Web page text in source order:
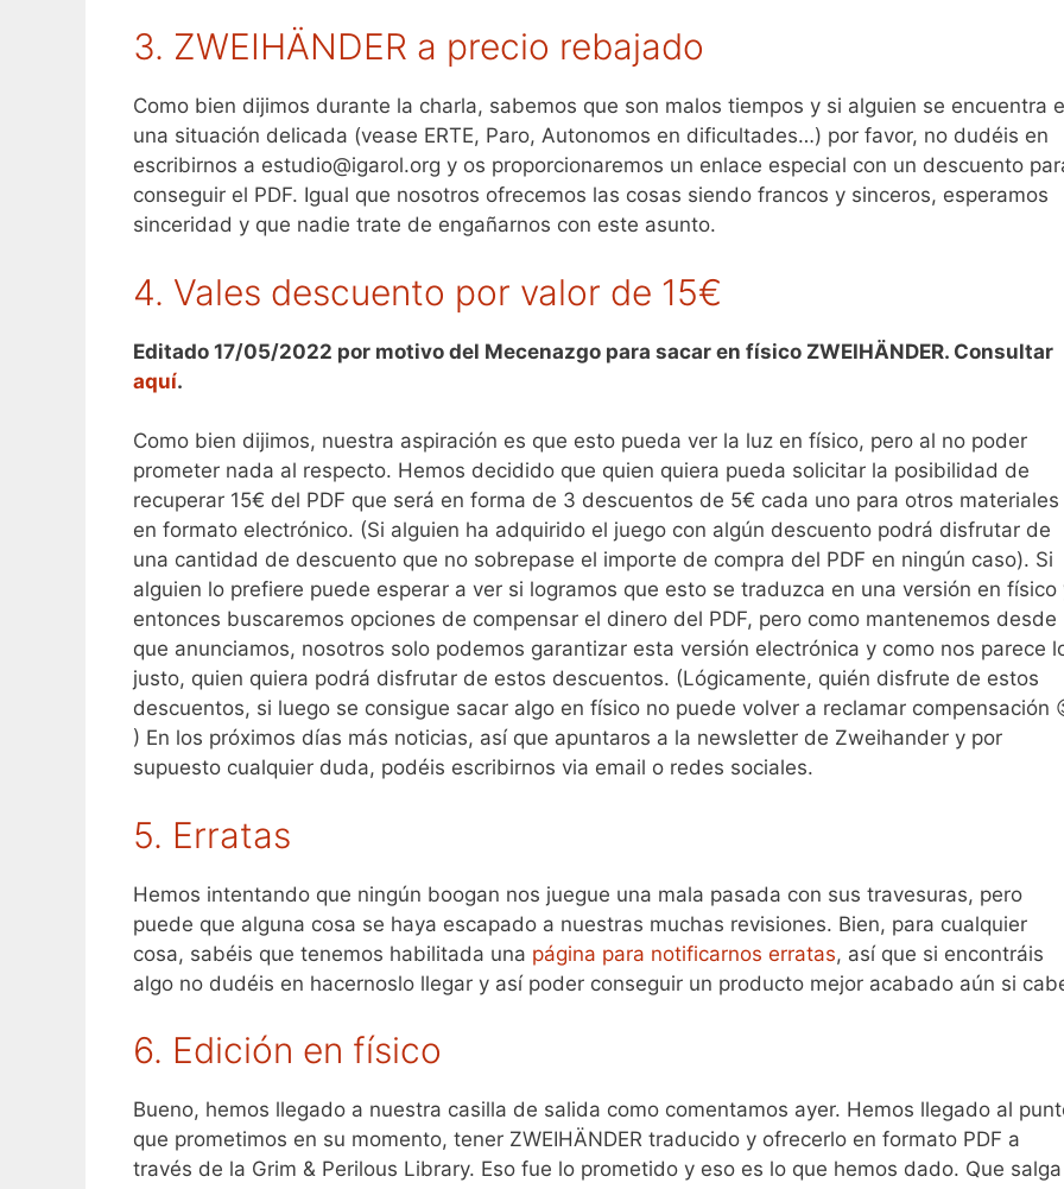
3. ZWEIHÄNDER a precio rebajado
Como bien dijimos durante la charla, sabemos que son malos tiempos y si alguien se encuentra
una situación delicada (vease ERTE, Paro, Autonomos en dificultades…) por favor, no dudéis en
escribirnos a estudio@igarol.org y os proporcionaremos un enlace especial con un descuento
conseguir el PDF. Igual que nosotros ofrecemos las cosas siendo francos y sinceros, esperamos
sinceridad y que nadie trate de engañarnos con este asunto.
4. Vales descuento por valor de 15€
Editado 17/05/2022 por motivo del Mecenazgo para sacar en físico ZWEIHÄNDER. Consultar
aquí.
Como bien dijimos, nuestra aspiración es que esto pueda ver la luz en físico, pero al no poder
prometer nada al respecto. Hemos decidido que quien quiera pueda solicitar la posibilidad de
recuperar 15€ del PDF que será en forma de 3 descuentos de 5€ cada uno para otros materiales
en formato electrónico. (Si alguien ha adquirido el juego con algún descuento podrá disfrutar de
una cantidad de descuento que no sobrepase el importe de compra del PDF en ningún caso). Si
alguien lo prefiere puede esperar a ver si logramos que esto se traduzca en una versión en físico
entonces buscaremos opciones de compensar el dinero del PDF, pero como mantenemos desde
que anunciamos, nosotros solo podemos garantizar esta versión electrónica y como nos parece
justo, quien quiera podrá disfrutar de estos descuentos. (Lógicamente, quién disfrute de estos
descuentos, si luego se consigue sacar algo en físico no puede volver a reclamar compensación
) En los próximos días más noticias, así que apuntaros a la newsletter de Zweihander y por
supuesto cualquier duda, podéis escribirnos via email o redes sociales.
5. Erratas
Hemos intentando que ningún boogan nos juegue una mala pasada con sus travesuras, pero
puede que alguna cosa se haya escapado a nuestras muchas revisiones. Bien, para cualquier
cosa, sabéis que tenemos habilitada una página para notificarnos erratas, así que si encontráis
algo no dudéis en hacernoslo llegar y así poder conseguir un producto mejor acabado aún si
6. Edición en físico
Bueno, hemos llegado a nuestra casilla de salida como comentamos ayer. Hemos llegado al
que prometimos en su momento, tener ZWEIHÄNDER traducido y ofrecerlo en formato PDF a
través de la Grim & Perilous Library. Eso fue lo prometido y eso es lo que hemos dado. Que